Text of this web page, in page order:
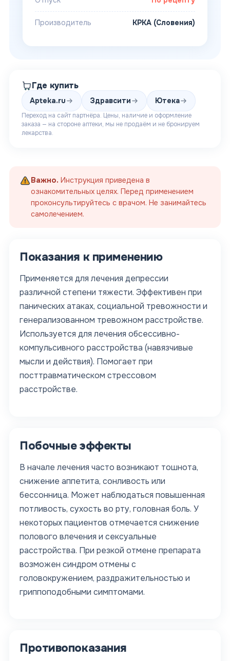
Производитель КРКА (Словения)
Где купить
Apteka.ru Здравсити Ютека
Переход на сайт партнёра. Цены, наличие и оформление
заказа — на стороне аптеки, мы не продаём и не бронируем
лекарства.
Важно. Инструкция приведена в
ознакомительных целях. Перед применением
проконсультируйтесь с врачом. Не занимайтесь
самолечением.
Показания к применению
Применяется для лечения депрессии
различной степени тяжести. Эффективен при
панических атаках, социальной тревожности и
генерализованном тревожном расстройстве.
Используется для лечения обсессивно-
компульсивного расстройства (навязчивые
мысли и действия). Помогает при
посттравматическом стрессовом
расстройстве.
Побочные эффекты
В начале лечения часто возникают тошнота,
снижение аппетита, сонливость или
бессонница. Может наблюдаться повышенная
потливость, сухость во рту, головная боль. У
некоторых пациентов отмечается снижение
полового влечения и сексуальные
расстройства. При резкой отмене препарата
возможен синдром отмены с
головокружением, раздражительностью и
гриппоподобными симптомами.
Противопоказания